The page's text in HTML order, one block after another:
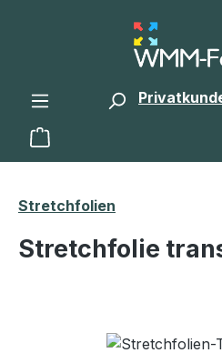
Zum Hauptinhalt springen
Warenkorb enthält 0
Stretchfolien
Stretchfolie
Bildergalerie überspringen